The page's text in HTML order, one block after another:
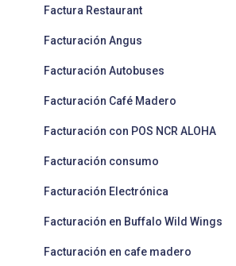
Factura Restaurant
Facturación Angus
Facturación Autobuses
Facturación Café Madero
Facturación con POS NCR ALOHA
Facturación consumo
Facturación Electrónica
Facturación en Buffalo Wild Wings
Facturación en cafe madero